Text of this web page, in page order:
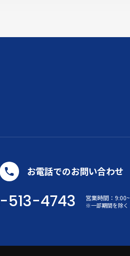
お電話でのお問い合わせ
513-4743 営業時間： 9:00~
※一部期間を除く